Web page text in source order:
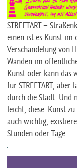
STREETART –
einen ist es Kunst im
Verschandelung von
Wänden im
Kunst oder kann das
für STREETART,
durch die Stadt. Und
leicht, diese Kunst
auch wichtig,
Stunden oder Tage.